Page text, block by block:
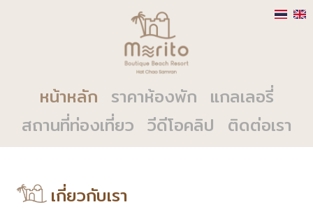
หน้าหลัก ราคาห้องพัก แกลเลอรี่
สถานที่ท่องเที่ยว วีดีโอคลิป ติดต่อเรา
เกี่ยวกับเรา